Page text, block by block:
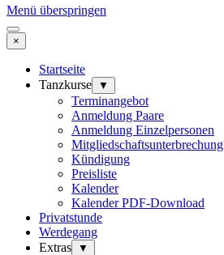
Menü überspringen
×
Startseite
Tanzkurse
▼
Terminangebot
Anmeldung Paare
Anmeldung Einzelpersonen
Mitgliedschaftsunterbrechung
Kündigung
Preisliste
Kalender
Kalender PDF-Download
Privatstunde
Werdegang
Extras
▼